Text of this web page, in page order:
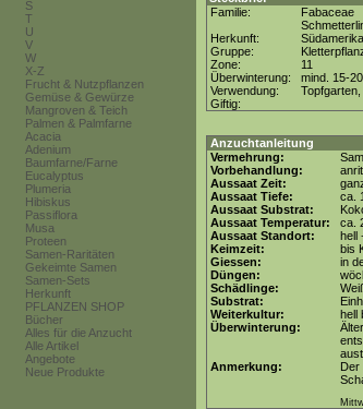
S
T
U
V
W
X-Z
Frucht & Nutzpflanzen
Gemüse & Gewürze
Mangroven & Teich
Palmen & Palmfarne
Acacia
Adenium
Baumfarne/Farne
Eucalyptus
Plumeria
Hibiskus
Passiflora
Musa
Proteen
Samen-Raritäten
Gekeimte Samen
Samen-Sets
Herkunft
PFLANZEN SHOP
Bücher
Alles für die Anzucht
Alle Artikel
Angebote
Neue Produkte
Familie:
Fabaceae
Herkunft:
Südamerika
Gruppe:
Zone:
11
Überwinterung:
mind. 15-
Verwendung:
Giftig:
Anzuchtanleitung
Vermehrung:
Vorbehandlung:
Aussaat Zeit:
Aussaat Tiefe:
ca.
Aussaat Substrat:
Aussaat Temperatur:
ca.
Aussaat Standort:
hell
Keimzeit:
bis
Giessen:
in
Düngen:
Schädlinge:
Substrat:
Weiterkultur:
hell
Überwinterung:
Anmerkung:
Der